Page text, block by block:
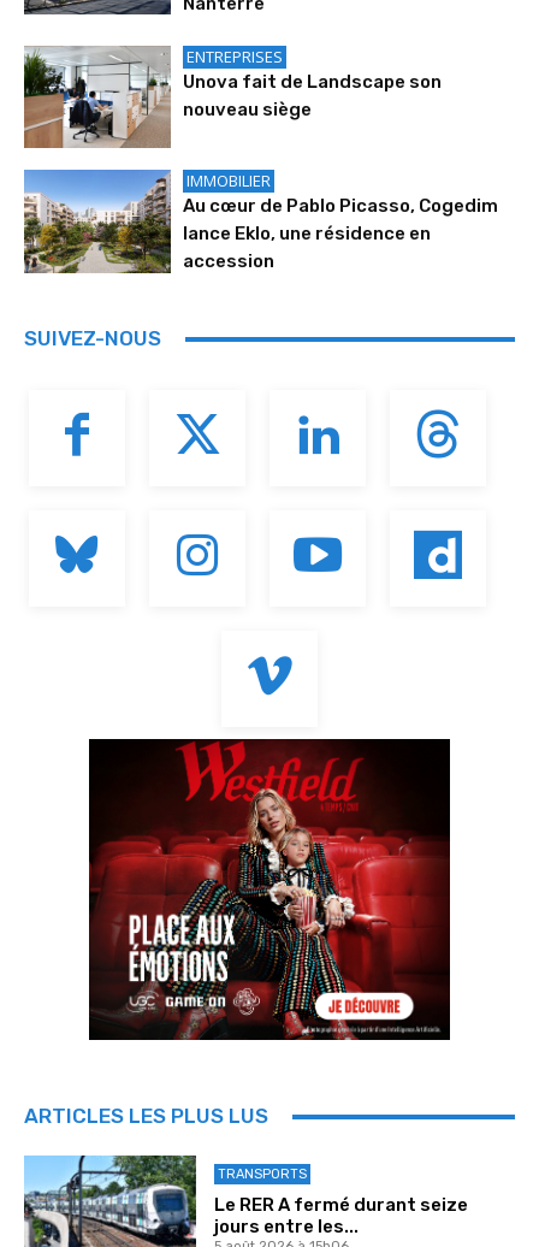
ENTREPRISES
Unova fait de Landscape son
nouveau siège
IMMOBILIER
Au cœur de Pablo Picasso, Cogedim
lance Eklo, une résidence en
accession
SUIVEZ-NOUS
ARTICLES LES PLUS LUS
TRANSPORTS
Le RER A fermé durant seize
jours entre les...